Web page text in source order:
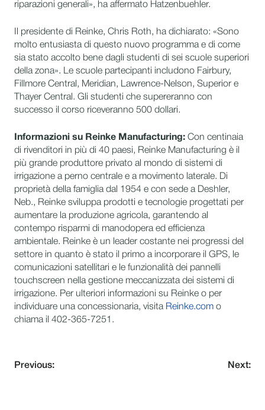
riparazioni generali», ha affermato Hatzenbuehler.
Il presidente di Reinke, Chris Roth, ha dichiarato: «Sono
molto entusiasta di questo nuovo programma e di come
sia stato accolto bene dagli studenti di sei scuole superiori
della zona». Le scuole partecipanti includono Fairbury,
Fillmore Central, Meridian, Lawrence-Nelson, Superior e
Thayer Central. Gli studenti che supereranno con
successo il corso riceveranno 500 dollari.
Informazioni su Reinke Manufacturing: Con centinaia
di rivenditori in più di 40 paesi, Reinke Manufacturing è il
più grande produttore privato al mondo di sistemi di
irrigazione a perno centrale e a movimento laterale. Di
proprietà della famiglia dal 1954 e con sede a Deshler,
Neb., Reinke sviluppa prodotti e tecnologie progettati per
aumentare la produzione agricola, garantendo al
contempo risparmi di manodopera ed efficienza
ambientale. Reinke è un leader costante nei progressi del
settore in quanto è stato il primo a incorporare il GPS, le
comunicazioni satellitari e le funzionalità dei pannelli
touchscreen nella gestione meccanizzata dei sistemi di
irrigazione. Per ulteriori informazioni su Reinke o per
individuare una concessionaria, visita Reinke.com o
chiama il 402-365-7251.
Previous: Next: